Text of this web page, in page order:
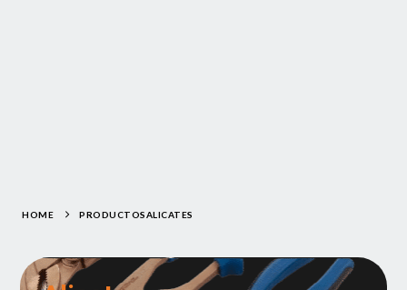
HOME PRODUCTOSALICATES